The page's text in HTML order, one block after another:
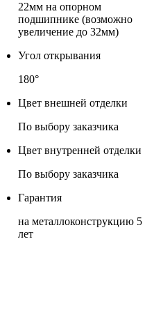
22мм на опорном
подшипнике (возможно
увеличение до 32мм)
Угол открывания
180°
Цвет внешней отделки
По выбору заказчика
Цвет внутренней отделки
По выбору заказчика
Гарантия
на металлоконструкцию 5
лет